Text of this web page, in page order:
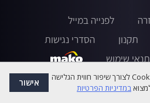
לפנייה במייל
תקנון
הסדרי נגישות
שימוש
לידיעתך, אנו משתמשים בקבצי Cookies לצורך שיפור חווית הגלישה
במדיניות הפרטיות אישור